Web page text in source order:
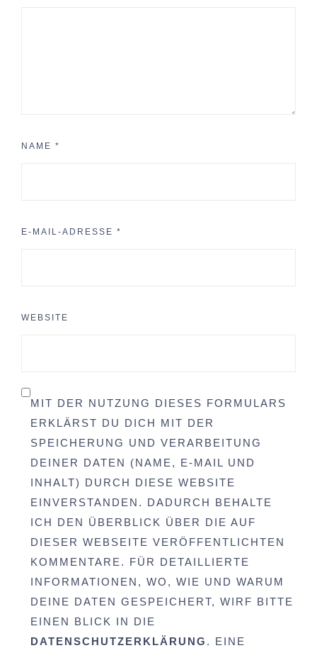
NAME *
E-MAIL-ADRESSE *
WEBSITE
MIT DER NUTZUNG DIESES FORMULARS
ERKLÄRST DU DICH MIT DER
SPEICHERUNG UND VERARBEITUNG
DEINER DATEN (NAME, E-MAIL UND
INHALT) DURCH DIESE WEBSITE
EINVERSTANDEN. DADURCH BEHALTE
ICH DEN ÜBERBLICK ÜBER DIE AUF
DIESER WEBSEITE VERÖFFENTLICHTEN
KOMMENTARE. FÜR DETAILLIERTE
INFORMATIONEN, WO, WIE UND WARUM
DEINE DATEN GESPEICHERT, WIRF BITTE
EINEN BLICK IN DIE
DATENSCHUTZERKLÄRUNG . EINE